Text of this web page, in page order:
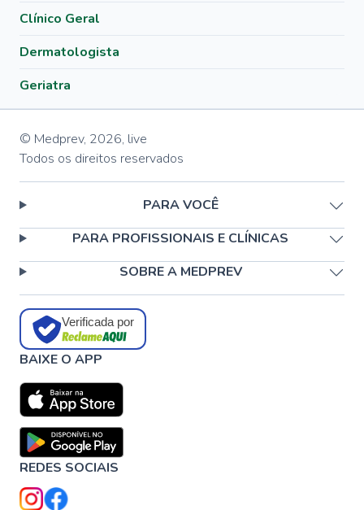
Clínico Geral
Dermatologista
Geriatra
© Medprev, 2026, live
Todos os direitos reservados
PARA VOCÊ
PARA PROFISSIONAIS E CLÍNICAS
SOBRE A MEDPREV
Verificada por
BAIXE O APP
REDES SOCIAIS